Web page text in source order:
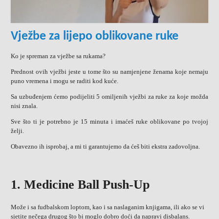
Vježbe za lijepo oblikovane ruke
Ko je spreman za vježbe sa rukama?
Prednost ovih vježbi jeste u tome što su namjenjene ženama koje nemaju
puno vremena i mogu se raditi kod kuće.
Sa uzbuđenjem ćemo podijeliti 5 omiljenih vježbi za ruke za koje možda
nisi znala.
Sve što ti je potrebno je 15 minuta i imaćeš ruke oblikovane po tvojoj
želji.
Obavezno ih isprobaj, a mi ti garantujemo da ćeš biti ekstra zadovoljna.
1. Medicine Ball Push-Up
Može i sa fudbalskom loptom, kao i sa naslaganim knjigama, ili ako se vi
sjetite nečega drugog što bi moglo dobro doći da napravi disbalans.